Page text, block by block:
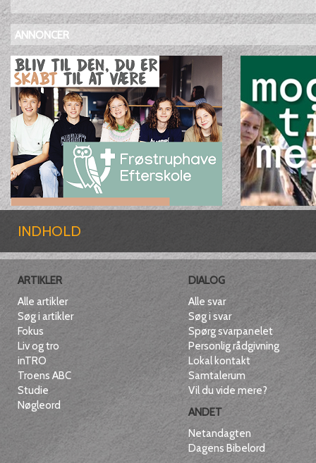
ANNONCER
INDHOLD
ARTIKLER
Alle artikler
Søg i artikler
Fokus
Liv og tro
inTRO
Troens ABC
Studie
Nøgleord
DIALOG
Alle svar
Søg i svar
Spørg svarpanelet
Personlig rådgivning
Lokal kontakt
Samtalerum
Vil du vide mere?
ANDET
Netandagten
Dagens Bibelord